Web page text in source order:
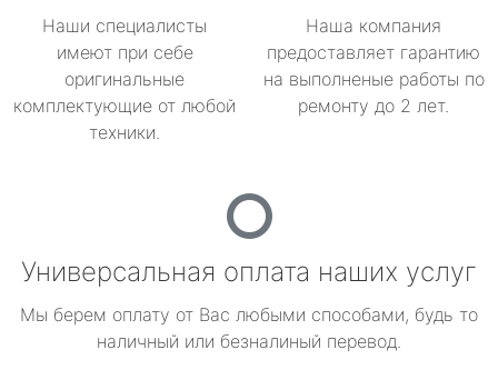
Наши специалисты
имеют при себе
оригинальные
комплектующие от любой
техники.
Наша компания
предоставляет гарантию
на выполненые работы по
ремонту до 2 лет.
Универсальная оплата наших услуг
Мы берем оплату от Вас любыми способами, будь то
наличный или безналиный перевод.